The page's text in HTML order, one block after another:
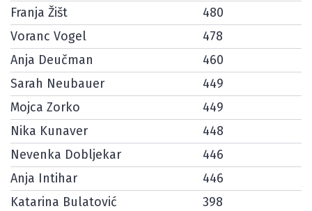
Franja Žišt
480
Voranc Vogel
478
Anja Deučman
460
Sarah Neubauer
449
Mojca Zorko
449
Nika Kunaver
448
Nevenka Dobljekar
446
Anja Intihar
446
Katarina Bulatović
398